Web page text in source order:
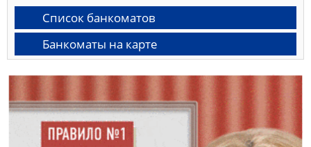
Список банкоматов
Банкоматы на карте